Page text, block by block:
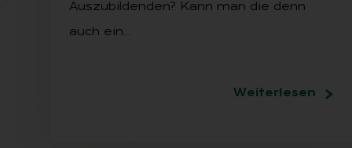
Auszubildenden? Kann man die denn
auch ein…
Weiterlesen